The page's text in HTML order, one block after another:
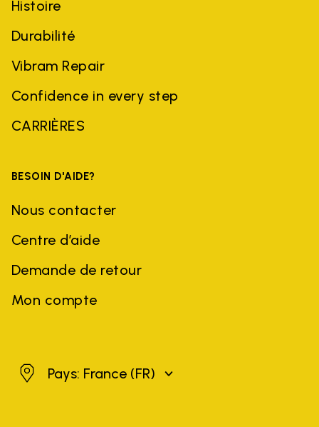
Histoire
Durabilité
Vibram Repair
Confidence in every step
CARRIÈRES
BESOIN D'AIDE?
Nous contacter
Centre d’aide
Demande de retour
Mon compte
FrancePays: France (FR)